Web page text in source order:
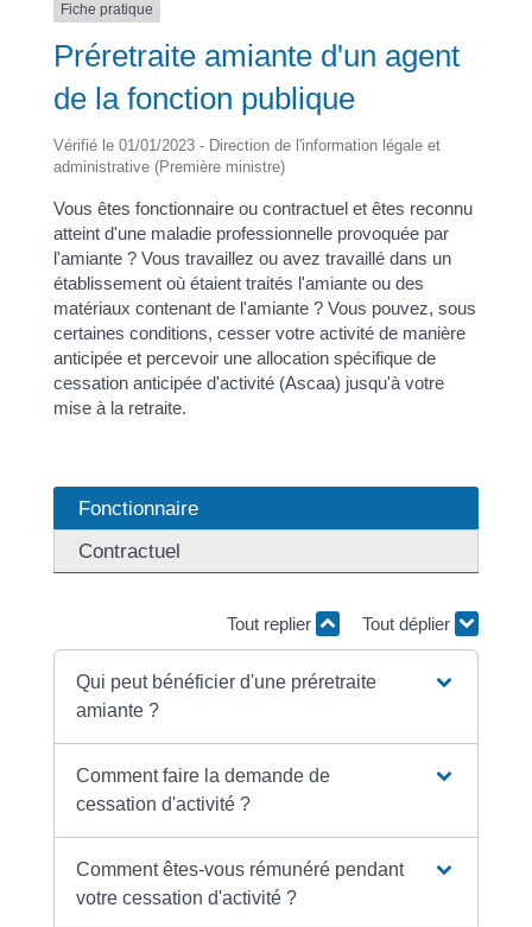
Fiche pratique
Préretraite amiante d'un agent
de la fonction publique
Vérifié le 01/01/2023 - Direction de l'information légale et
administrative (Première ministre)
Vous êtes fonctionnaire ou contractuel et êtes reconnu
atteint d'une maladie professionnelle provoquée par
l'amiante ? Vous travaillez ou avez travaillé dans un
établissement où étaient traités l'amiante ou des
matériaux contenant de l'amiante ? Vous pouvez, sous
certaines conditions, cesser votre activité de manière
anticipée et percevoir une allocation spécifique de
cessation anticipée d'activité (Ascaa) jusqu'à votre
mise à la retraite.
Fonctionnaire
Contractuel
Tout replier Tout déplier
Qui peut bénéficier d'une préretraite
amiante ?
Comment faire la demande de
cessation d'activité ?
Comment êtes-vous rémunéré pendant
votre cessation d'activité ?